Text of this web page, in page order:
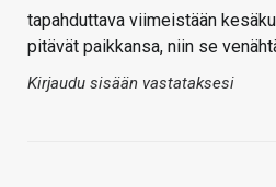
tapahduttava viimeistään
pitävät paikkansa, niin se
Kirjaudu sisään vastataksesi